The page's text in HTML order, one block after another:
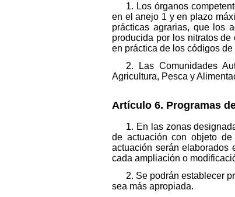
1. Los órganos
en el anejo 1 y en plazo
prácticas agrarias, que los
producida por los nitratos
en práctica de los códigos
2. Las Comunidades
Agricultura, Pesca y
Artículo 6. Programas
1. En las zonas
de actuación con objeto
actuación serán
cada ampliación o
2. Se podrán establecer
sea más apropiada.